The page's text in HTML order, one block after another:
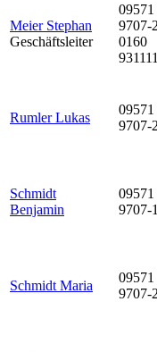
Meier Stephan
Geschäftsleiter
09571
9707-
0160
Rumler Lukas
09571
9707-
Schmidt
Benjamin
09571
9707-
Schmidt Maria
09571
9707-